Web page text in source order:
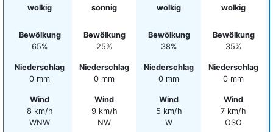
wolkig
Bewölkung
65%
Niederschlag
0 mm
Wind
8 km/h
WNW
sonnig
Bewölkung
25%
Niederschlag
0 mm
Wind
9 km/h
NW
wolkig
Bewölkung
38%
Niederschlag
0 mm
Wind
5 km/h
W
wolkig
Bewölkung
35%
Niederschlag
0 mm
Wind
7 km/h
OSO